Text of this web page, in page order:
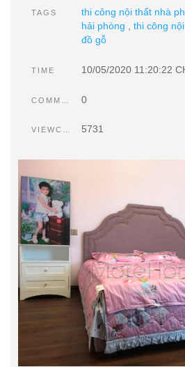
TAGS thi công nội thất nhà
hải phòng , thi công
đồ gỗ
TIME 10/05/2020 11:20:22
0
VIEWCOUNT 5731